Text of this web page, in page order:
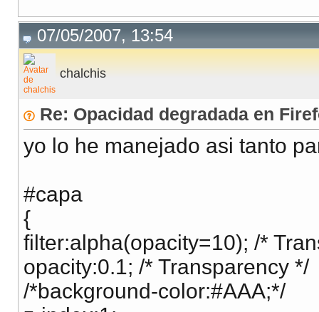
07/05/2007, 13:54
chalchis
Re: Opacidad degradada en
yo lo he manejado asi tanto
#capa
{
filter:alpha(opacity=10); /*
opacity:0.1; /* Transparency */
/*background-color:#AAA;*/